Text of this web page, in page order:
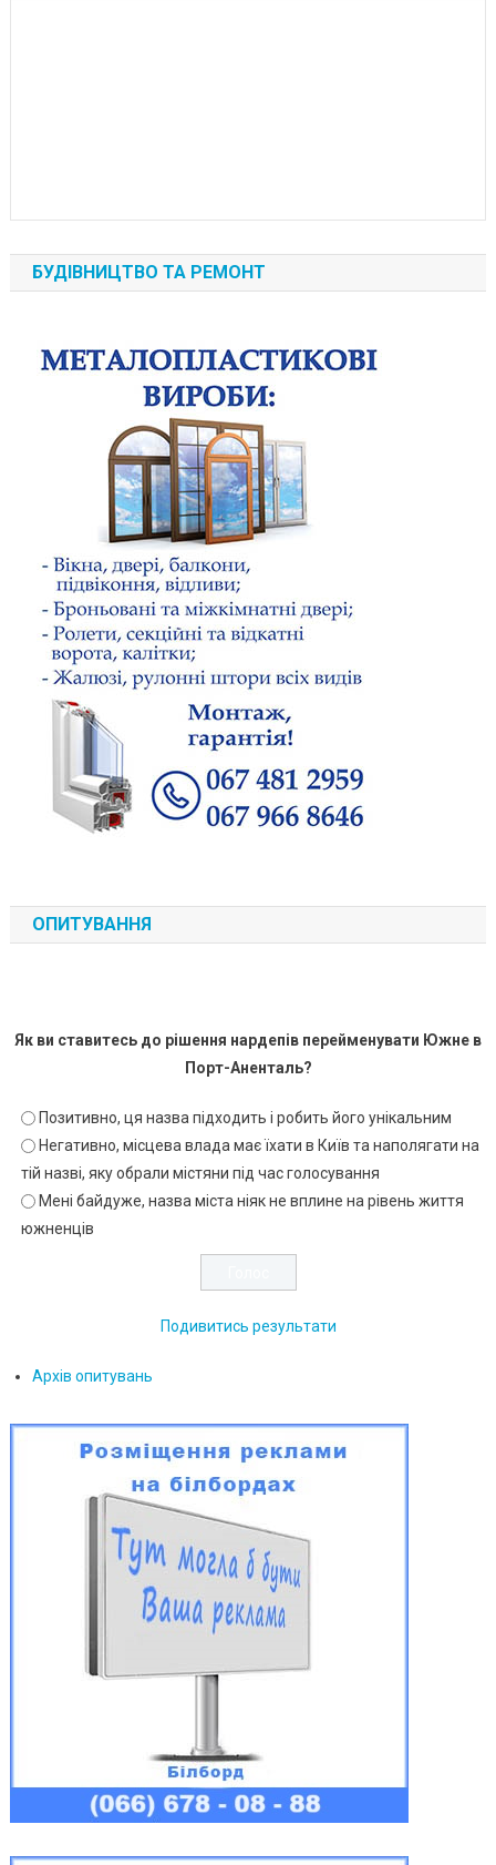
БУДІВНИЦТВО ТА РЕМОНТ
ОПИТУВАННЯ
Як ви ставитесь до рішення нардепів перейменувати Южне в
Порт-Аненталь?
Позитивно, ця назва підходить і робить його унікальним
Негативно, місцева влада має їхати в Київ та наполягати на
тій назві, яку обрали містяни під час голосування
Мені байдуже, назва міста ніяк не вплине на рівень життя
южненців
Подивитись результати
Архів опитувань